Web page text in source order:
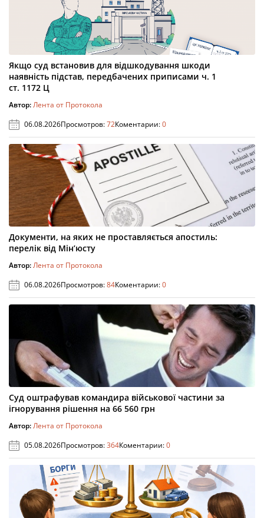
Якщо суд встановив для відшкодування шкоди
наявність підстав, передбачених приписами ч. 1
ст. 1172 Ц
Автор:Лента от Протокола
06.08.2026Просмотров:72Коментарии:0
Документи, на яких не проставляється апостиль:
перелік від Мін’юсту
Автор:Лента от Протокола
06.08.2026Просмотров:84Коментарии:0
Суд оштрафував командира військової частини за
ігнорування рішення на 66 560 грн
Автор:Лента от Протокола
05.08.2026Просмотров:364Коментарии:0